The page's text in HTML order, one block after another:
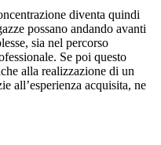
diventa quindi
possano andando avanti
sia nel percorso
Se poi questo
alla realizzazione di un
all’esperienza acquisita, ne